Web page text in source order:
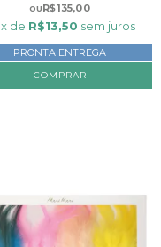
R$135,00
x de R$13,50 sem juros
PRONTA ENTREGA